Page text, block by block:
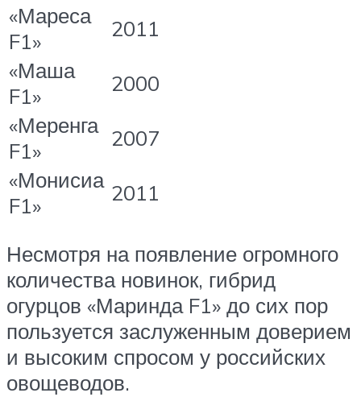
«Мареса
F1»
2011
«Маша
F1»
2000
«Меренга
F1»
2007
«Монисиа
F1»
2011
Несмотря на появление огромного
количества новинок, гибрид
огурцов «Маринда F1» до сих пор
пользуется заслуженным доверием
и высоким спросом у российских
овощеводов.